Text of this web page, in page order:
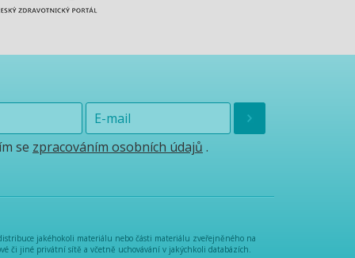
se zpracováním osobních údajů .
jakéhokoli materiálu nebo části materiálu zveřejněného na
či jiné privátní sítě a včetně uchovávání v jakýchkoli databázích.